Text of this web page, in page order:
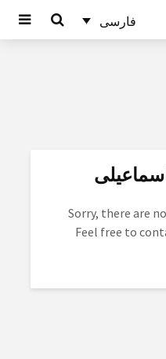
فارسی
Sorry, there are
Feel free to